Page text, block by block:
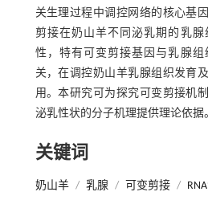
关生理过程中调控网络的核心基
剪接在奶山羊不同泌乳期的乳
性，特有可变剪接基因与乳腺组
关，在调控奶山羊乳腺组织发育
用。本研究可为探究可变剪接机
泌乳性状的分子机理提供理论依据
关键词
奶山羊 / 乳腺 / 可变剪接 /